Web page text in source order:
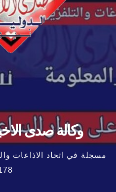
وكالة صدى
مسجلة في اتحاد الاذاعات